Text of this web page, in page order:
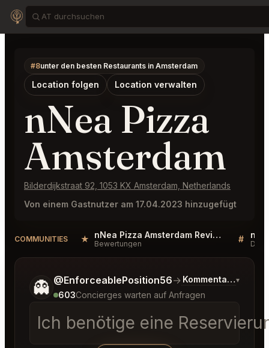
#8unter den besten Restaurants in Amsterdam
Location folgen Location verwalten
nNea Pizza
Amsterdam
Bilderdijkstraat 92, 1053 KX Amsterdam, Netherlands
Von einem Gastnutzer am 17.04.2023 hinzugefügt
COMMUNITIES ★ nNea Pizza Amsterdam Reviews
Bewertungen #
👻 @EnforceablePosition56→ Kommentar zu den
▾
603Concierges warten auf Anfragen
Ich benötige eine
Sag mir noch etwas genauer, was du möchtest.